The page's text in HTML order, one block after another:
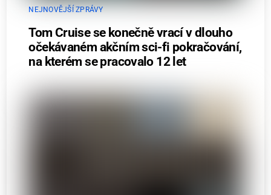
NEJNOVĚJŠÍ ZPRÁVY
Tom Cruise se konečně vrací v dlouho
očekávaném akčním sci-fi pokračování,
na kterém se pracovalo 12 let